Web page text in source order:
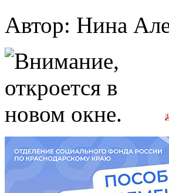
Автор: Нина